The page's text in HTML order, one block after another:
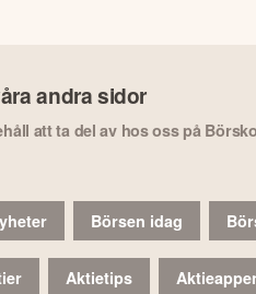
andra sidor
att ta del av hos oss på
Börsen idag
Aktietips